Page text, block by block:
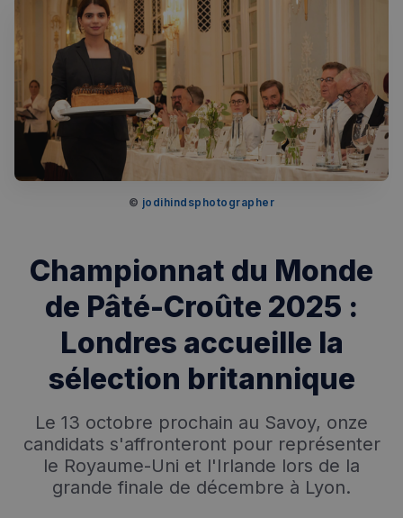
© jodihindsphotographer
Championnat du Monde
de Pâté-Croûte 2025 :
Londres accueille la
sélection britannique
Le 13 octobre prochain au Savoy, onze
candidats s'affronteront pour représenter
le Royaume-Uni et l'Irlande lors de la
grande finale de décembre à Lyon.